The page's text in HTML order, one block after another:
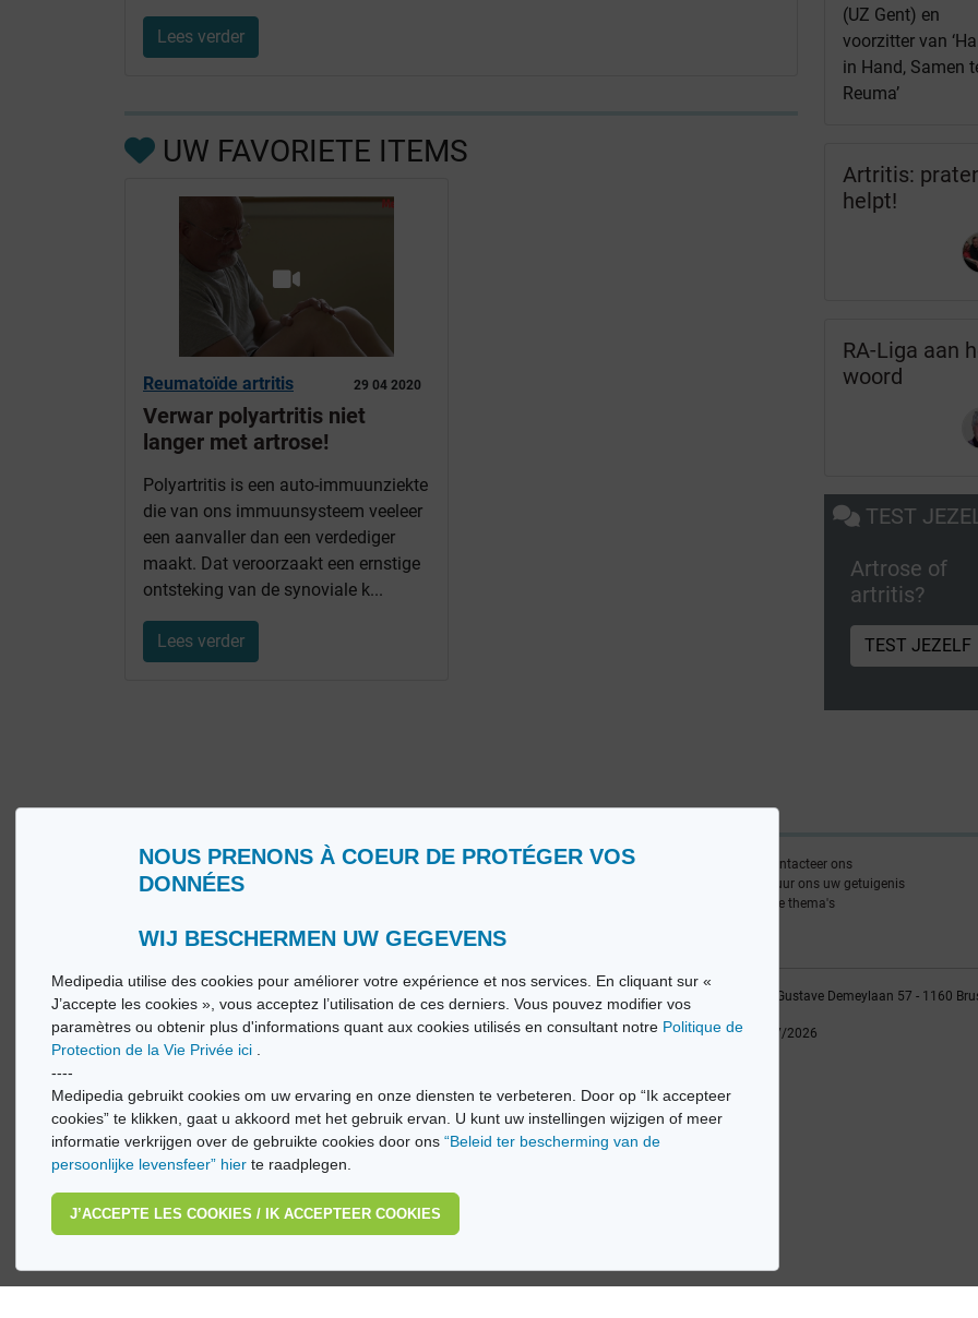
NOUS PRENONS À COEUR DE PROTÉGER VOS
DONNÉES
WIJ BESCHERMEN UW GEGEVENS
Medipedia utilise des cookies pour améliorer votre expérience et nos services. En cliquant sur «
J’accepte les cookies », vous acceptez l’utilisation de ces derniers. Vous pouvez modifier vos
paramètres ou obtenir plus d'informations quant aux cookies utilisés en consultant notre Politique de
Protection de la Vie Privée ici .
----
Medipedia gebruikt cookies om uw ervaring en onze diensten te verbeteren. Door op “Ik accepteer
cookies” te klikken, gaat u akkoord met het gebruik ervan. U kunt uw instellingen wijzigen of meer
informatie verkrijgen over de gebruikte cookies door ons“Beleid ter bescherming van de
persoonlijke levensfeer” hier te raadplegen.
J’ACCEPTE LES COOKIES / IK ACCEPTEER COOKIES
Lees verder
UW FAVORIETE ITEMS
29 04 2020
Reumatoïde artritis
Verwar polyartritis niet
langer met artrose!
Polyartritis is een auto-immuunziekte
die van ons immuunsysteem veeleer
een aanvaller dan een verdediger
maakt. Dat veroorzaakt een ernstige
ontsteking van de synoviale k...
Lees verder
(UZ Gent) en
voorzitter van
in Hand, Samen
Reuma’
Artritis:
helpt!
RA-Liga aan
woord
TEST
Artrose of
artritis?
TEST JEZELF
Wie zijn wij?
Gebruiksvoorwaarden
Woordenlijst
Contacteer ons
Stuur ons uw getuigenis
Alle thema's
© Vivio sa, 2014-2026 - Tous droits réservés | Avenue Gustave Demeylaan 57 - 1160
Laatste update: 22/07/2026